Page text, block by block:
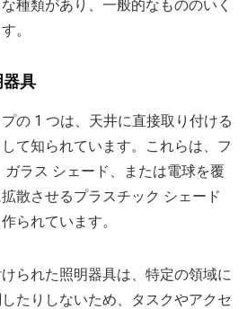
種類があり、一般的なもののいく
。
器具
の 1 つは、天井に直接取り付ける
て知られています。これらは、フ
ガラス シェード、または電球を覆
散させるプラスチック シェード
られています。
られた照明器具は、特定の領域に
たりしないため、タスクやアクセ